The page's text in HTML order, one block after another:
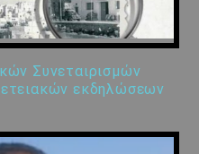
Συνεταιρισμών
εκδηλώσεων